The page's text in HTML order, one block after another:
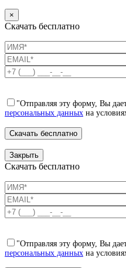
×
Скачать бесплатно
"Отправляя эту форму, Вы
персональных данных на
Закрыть
Скачать бесплатно
"Отправляя эту форму, Вы
персональных данных на